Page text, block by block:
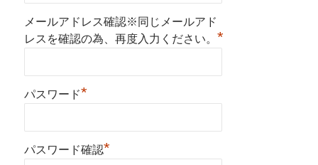
メールアドレス確認※同じメールアド
レスを確認の為、再度入力ください。*
パスワード*
パスワード確認*